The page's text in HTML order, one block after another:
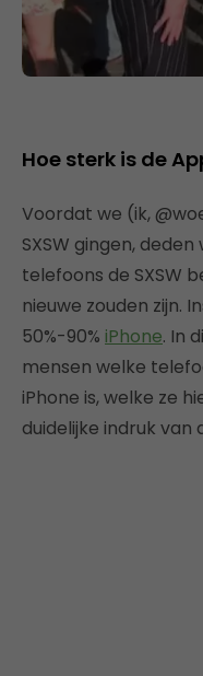
Hoe sterk is de
Voordat we (ik,
SXSW gingen,
telefoons de SXSW
nieuwe zouden zijn.
50%-90% iPhone. In
mensen welke
iPhone is, welke ze
duidelijke indruk van